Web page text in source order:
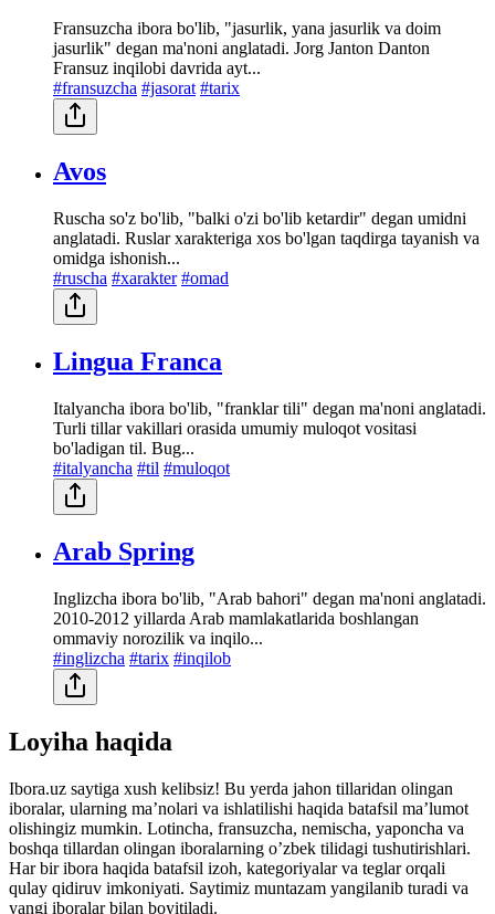
Fransuzcha ibora bo'lib, "jasurlik, yana jasurlik va doim
jasurlik" degan ma'noni anglatadi. Jorg Janton Danton
Fransuz inqilobi davrida ayt...
#fransuzcha #jasorat #tarix
Avos
Ruscha so'z bo'lib, "balki o'zi bo'lib ketardir" degan umidni
anglatadi. Ruslar xarakteriga xos bo'lgan taqdirga tayanish va
omidga ishonish...
#ruscha #xarakter #omad
Lingua Franca
Italyancha ibora bo'lib, "franklar tili" degan ma'noni anglatadi.
Turli tillar vakillari orasida umumiy muloqot vositasi
bo'ladigan til. Bug...
#italyancha #til #muloqot
Arab Spring
Inglizcha ibora bo'lib, "Arab bahori" degan ma'noni anglatadi.
2010-2012 yillarda Arab mamlakatlarida boshlangan
ommaviy norozilik va inqilo...
#inglizcha #tarix #inqilob
Loyiha haqida
Ibora.uz saytiga xush kelibsiz! Bu yerda jahon tillaridan olingan
iboralar, ularning maʼnolari va ishlatilishi haqida batafsil maʼlumot
olishingiz mumkin. Lotincha, fransuzcha, nemischa, yaponcha va
boshqa tillardan olingan iboralarning oʼzbek tilidagi tushutirishlari.
Har bir ibora haqida batafsil izoh, kategoriyalar va teglar orqali
qulay qidiruv imkoniyati. Saytimiz muntazam yangilanib turadi va
yangi iboralar bilan boyitiladi.